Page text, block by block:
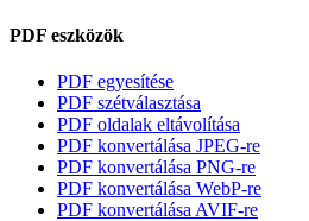
PDF eszközök
PDF egyesítése
PDF szétválasztása
PDF oldalak eltávolítása
PDF konvertálása JPEG-re
PDF konvertálása PNG-re
PDF konvertálása WebP-re
PDF konvertálása AVIF-re